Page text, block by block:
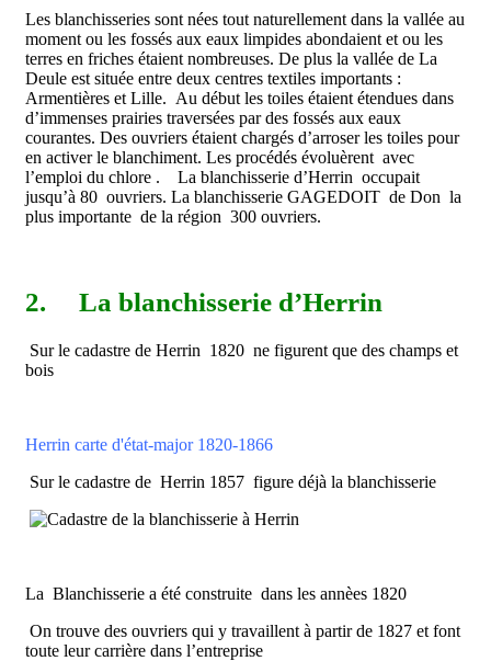
Les blanchisseries sont nées tout naturellement dans la vallée au
moment ou les fossés aux eaux limpides abondaient et ou les
terres en friches étaient nombreuses. De plus la vallée de La
Deule est située entre deux centres textiles importants :
Armentières et Lille. Au début les toiles étaient étendues dans
d’immenses prairies traversées par des fossés aux eaux
courantes. Des ouvriers étaient chargés d’arroser les toiles pour
en activer le blanchiment. Les procédés évoluèrent avec
l’emploi du chlore . La blanchisserie d’Herrin occupait
jusqu’à 80 ouvriers. La blanchisserie GAGEDOIT de Don la
plus importante de la région 300 ouvriers.
2. La blanchisserie d’Herrin
Sur le cadastre de Herrin 1820 ne figurent que des champs et
bois
Herrin carte d'état-major 1820-1866
Sur le cadastre de Herrin 1857 figure déjà la blanchisserie
La Blanchisserie a été construite dans les annèes 1820
On trouve des ouvriers qui y travaillent à partir de 1827 et font
toute leur carrière dans l’entreprise